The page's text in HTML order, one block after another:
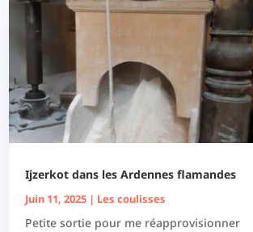
Ijzerkot dans les Ardennes flamandes
Juin 11, 2025| Les coulisses
Petite sortie pour me réapprovisionner